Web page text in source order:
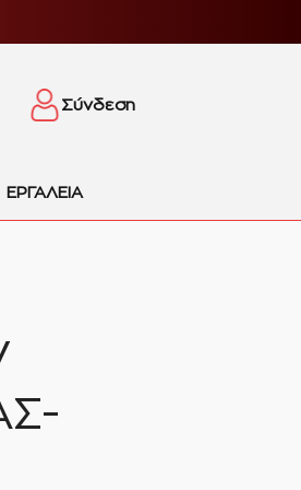
Σύνδεση
ΕΡΓΑΛΕΙΑ